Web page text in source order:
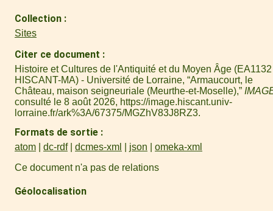
Collection
Sites
Citer ce document
Histoire et Cultures de l'Antiquité et du Moyen Âge (EA1132
HISCANT-MA) - Université de Lorraine, “Armaucourt, le
Château, maison seigneuriale (Meurthe-et-Moselle),”
consulté le 8 août 2026, https://image.hiscant.univ-
lorraine.fr/ark%3A/67375/MGZhV83J8RZ3.
Formats de sortie
atom dc-rdf dcmes-xml json
omeka-xml
Ce document n'a pas de relations
Géolocalisation